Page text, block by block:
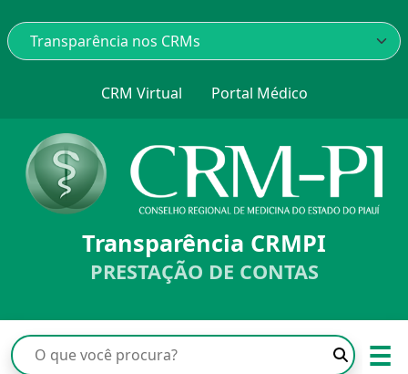
CRM Virtual Portal Médico
Transparência CRMPI
PRESTAÇÃO DE CONTAS
☰